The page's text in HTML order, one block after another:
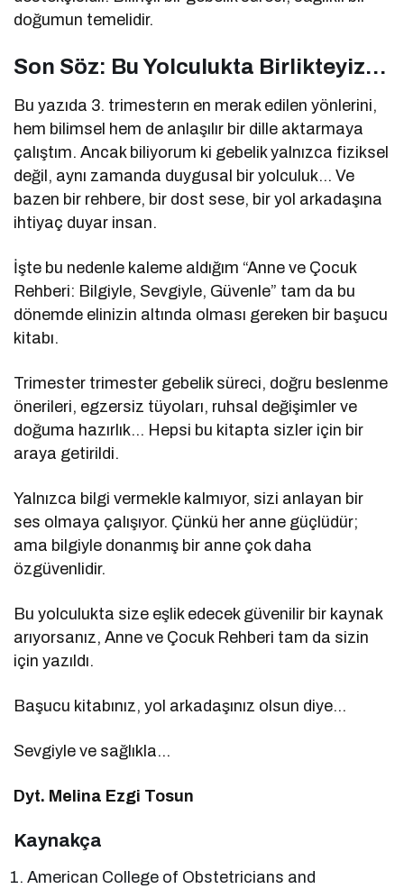
doğumun temelidir.
Son Söz: Bu Yolculukta Birlikteyiz…
Bu yazıda 3. trimesterın en merak edilen yönlerini,
hem bilimsel hem de anlaşılır bir dille aktarmaya
çalıştım. Ancak biliyorum ki gebelik yalnızca fiziksel
değil, aynı zamanda duygusal bir yolculuk… Ve
bazen bir rehbere, bir dost sese, bir yol arkadaşına
ihtiyaç duyar insan.
İşte bu nedenle kaleme aldığım “Anne ve Çocuk
Rehberi: Bilgiyle, Sevgiyle, Güvenle” tam da bu
dönemde elinizin altında olması gereken bir başucu
kitabı.
Trimester trimester gebelik süreci, doğru beslenme
önerileri, egzersiz tüyoları, ruhsal değişimler ve
doğuma hazırlık… Hepsi bu kitapta sizler için bir
araya getirildi.
Yalnızca bilgi vermekle kalmıyor, sizi anlayan bir
ses olmaya çalışıyor. Çünkü her anne güçlüdür;
ama bilgiyle donanmış bir anne çok daha
özgüvenlidir.
Bu yolculukta size eşlik edecek güvenilir bir kaynak
arıyorsanız, Anne ve Çocuk Rehberi tam da sizin
için yazıldı.
Başucu kitabınız, yol arkadaşınız olsun diye…
Sevgiyle ve sağlıkla…
Dyt. Melina Ezgi Tosun
Kaynakça
American College of Obstetricians and